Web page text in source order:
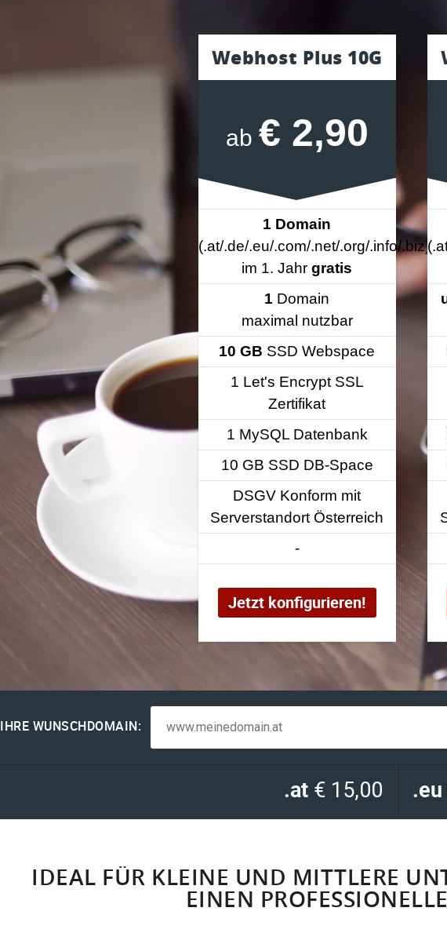
Webhost Plus 10G
ab € 2,90
1 Domain
(.at/.de/.eu/.com/.net/.org/.info/.biz)
im 1. Jahrgratis
1 Domain
maximal nutzbar
10 GB SSD Webspace
1 Let's Encrypt SSL
Zertifikat
1 MySQL Datenbank
10 GB SSD DB-Space
DSGV Konform mit
Serverstandort Österreich
-
Jetzt konfigurieren!
IHRE WUNSCHDOMAIN:
.at € 15,00 .eu
IDEAL FÜR KLEINE UND MITTLERE
EINEN